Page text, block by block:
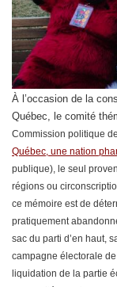
À l’occasion de la
Québec, le comité
Commission politique
Québec, une nation
publique), le seul
régions ou
ce mémoire est de
pratiquement
sac du parti d’en haut,
campagne électorale
liquidation de la partie